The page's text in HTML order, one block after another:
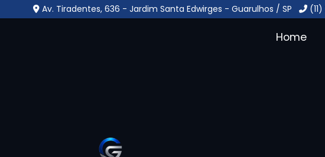
Av. Tiradentes, 636 - Jardim Santa Edwirges - Guarulhos / SP
Home
Guarulhos